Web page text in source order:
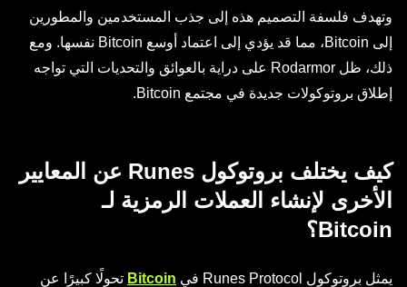
وتهدف فلسفة التصميم هذه إلى جذب المستخدمين والمطورين
إلى Bitcoin، مما قد يؤدي إلى اعتماد أوسع Bitcoin نفسها. ومع
ذلك، ظل Rodarmor على دراية بالعوائق والتحديات التي تواجه
إطلاق بروتوكولات جديدة في مجتمع Bitcoin.
كيف يختلف بروتوكول Runes عن المعايير
الأخرى لإنشاء العملات الرمزية لـ
Bitcoin؟
يمثل بروتوكول Runes Protocol في Bitcoin تحولًا كبيرًا عن